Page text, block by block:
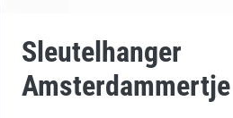
Sleutelhanger
Amsterdammertje